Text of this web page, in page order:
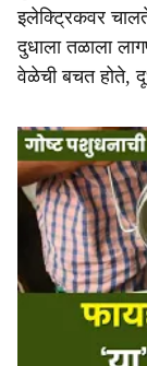
इलेक्ट्रिकवर
दुधाला तळाला
वेळेची बचत होते,